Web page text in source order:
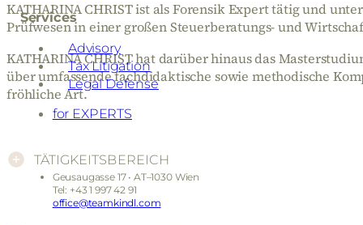
Geusaugasse 17 • AT–1030 Wien
Tel: +43 1 997 42 91
office@teamkindl.com
Services
Advisory
Tax Litigation
Legal Defense
for EXPERTS
KATHARINA CHRIST ist als Forensik Expert tätig und
Prüfwesen in einer großen Steuerberatungs- und
KATHARINA CHRIST hat darüber hinaus das
über umfassende fachdidaktische sowie methodische
fröhliche Art.
TÄTIGKEITSBEREICH